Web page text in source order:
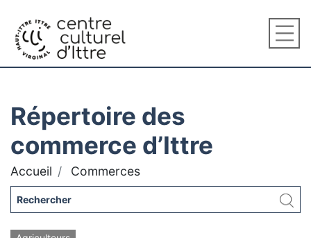
Répertoire des
commerce d’Ittre
Accueil Commerces